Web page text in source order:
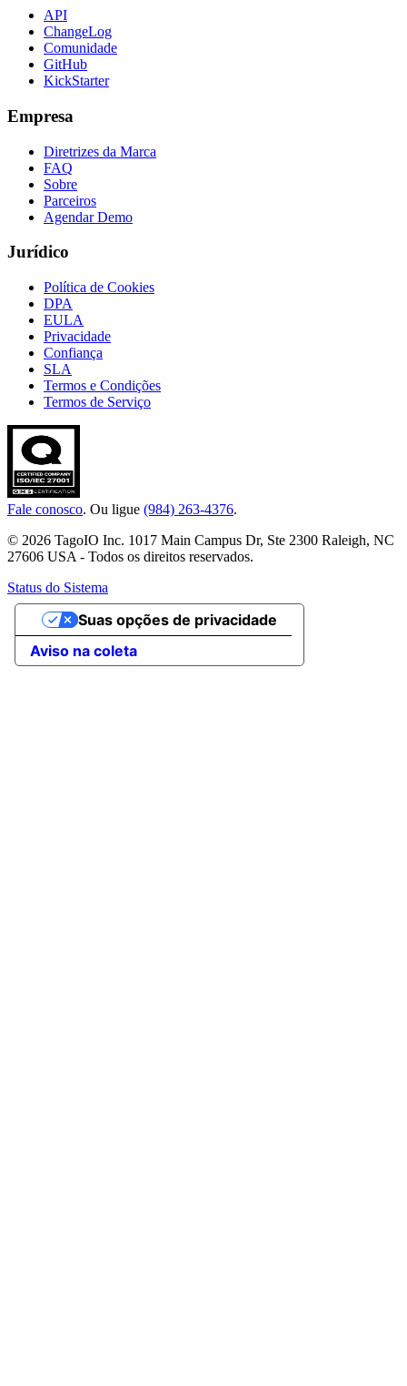
API
ChangeLog
Comunidade
GitHub
KickStarter
Empresa
Diretrizes da Marca
FAQ
Sobre
Parceiros
Agendar Demo
Jurídico
Política de Cookies
DPA
EULA
Privacidade
Confiança
SLA
Termos e Condições
Termos de Serviço
Fale conosco. Ou ligue (984) 263-4376.
© 2026 TagoIO Inc. 1017 Main Campus Dr, Ste 2300 Raleigh, NC
27606 USA - Todos os direitos reservados.
Status do Sistema
Aviso na coleta
Suas opções de privacidade